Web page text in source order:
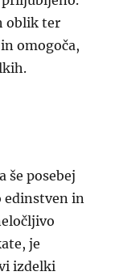
oblik ter
omogoča,
še posebej
edinstven in
je
izdelki